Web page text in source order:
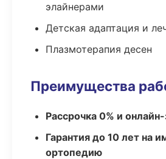
элайнерами
Детская адаптация и
Плазмотерапия десен
Преимущества
Рассрочка 0% и
Гарантия до 10 лет на
ортопедию